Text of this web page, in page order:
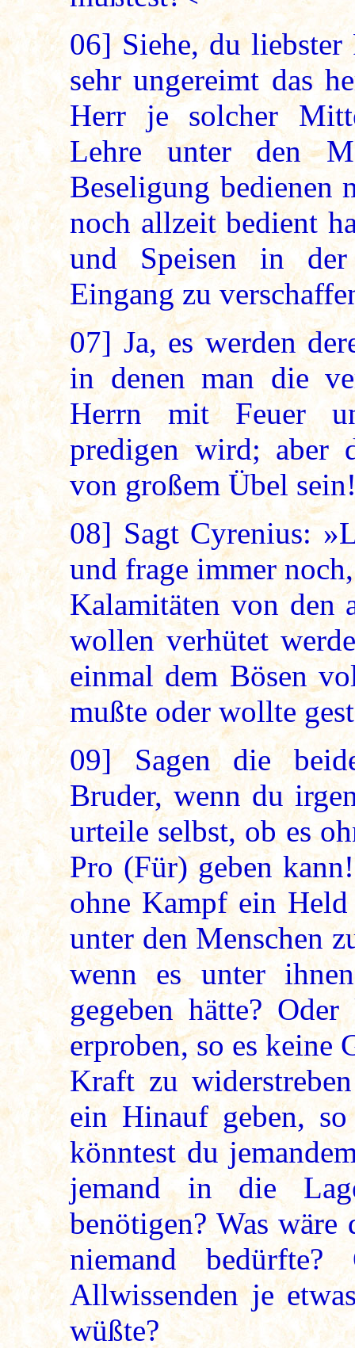
06]Siehe, du liebster
sehr ungereimt das
Herr je solcher
Lehre unter den
Beseligung bedienen
noch allzeit bedient
und Speisen in
Eingang zu
07] Ja, es werden
in denen man die
Herrn mit Feuer
predigen wird; aber
von großem Übel
08] Sagt Cyrenius:
und frage immer
Kalamitäten von den
wollen verhütet
einmal dem Bösen
mußte oder wollte
09]Sagen die
Bruder, wenn du
urteile selbst, ob es
Pro (Für) geben
ohne Kampf ein Held
unter den Menschen
wenn es unter
gegeben hätte?
erproben, so es keine
Kraft zu
ein Hinauf geben,
könntest du
jemand in die
benötigen? Was wäre
niemand
Allwissenden je
wüßte?